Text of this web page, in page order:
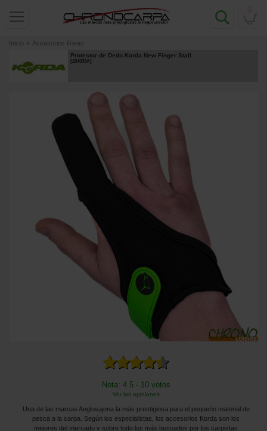
Inicio » Accesorios líneas
Protector de Dedo Korda New Finger Stall
[234033A]
Nota: 4.5 - 10 votos
Ver las opiniones
Una de las marcas Anglosajona la más prestigiosa para el pequeño material de
pesca a la carpa. Según los especialistas, los accesorios Korda son los
mejores del mercado y sobre todo los más buscados por los carpistas